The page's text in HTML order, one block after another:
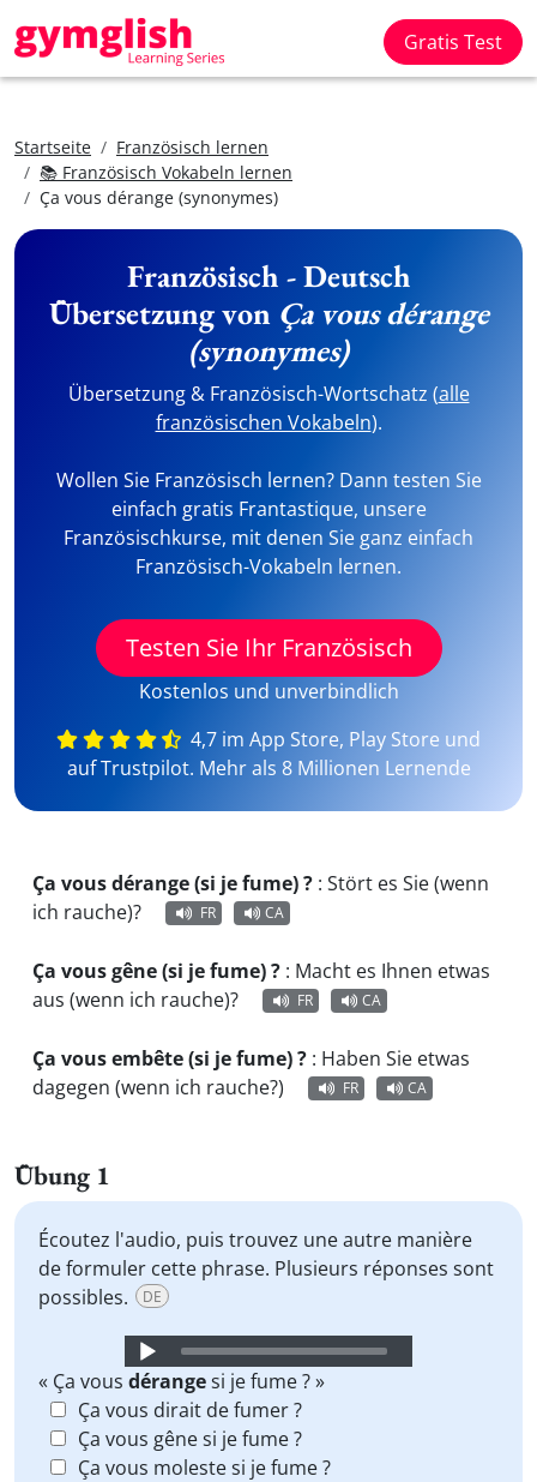
Gratis Test
Startseite
Französisch lernen
📚 Französisch Vokabeln lernen
Ça vous dérange (synonymes)
Französisch - Deutsch
Übersetzung von Ça vous dérange
(synonymes)
Übersetzung & Französisch-Wortschatz (alle
französischen Vokabeln).
Wollen Sie Französisch lernen? Dann testen Sie
einfach gratis Frantastique, unsere
Französischkurse, mit denen Sie ganz einfach
Französisch-Vokabeln lernen.
Testen Sie Ihr Französisch
Kostenlos und unverbindlich
4,7 im App Store, Play Store und
auf Trustpilot. Mehr als 8 Millionen Lernende
Ça vous dérange (si je fume) ? : Stört es Sie (wenn
ich rauche)?
FR CA
Ça vous gêne (si je fume) ? : Macht es Ihnen etwas
aus (wenn ich rauche)?
FR CA
Ça vous embête (si je fume) ? : Haben Sie etwas
dagegen (wenn ich rauche?)
FR CA
Übung 1
Écoutez l'audio, puis trouvez une autre manière
de formuler cette phrase. Plusieurs réponses sont
possibles.
DE
Audio
Player
« Ça vous dérangesi je fume ? »
Ça vous dirait de fumer ?
Ça vous gêne si je fume ?
Ça vous moleste si je fume ?